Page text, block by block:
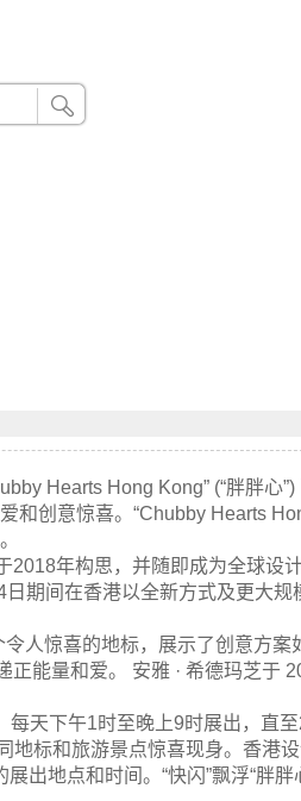
Hearts Hong Kong” (“胖胖心”)
和创意惊喜。“Chubby Hearts
2018年构思，并随即成为全球设
期间在香港以全新方式及更大规
人惊喜的地标，展示了创意方案
能量和爱。 安雅 · 希德玛芝于
每天下午1时至晚上9时展出，直至
地标和旅游景点惊喜现身。香港
出地点和时间。“快闪”飘浮“胖胖